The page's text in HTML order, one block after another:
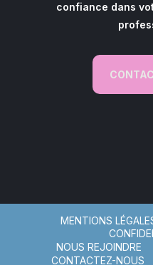
confiance dans
MENTIONS
NOUS REJOINDRE
CONTACTEZ-NOUS